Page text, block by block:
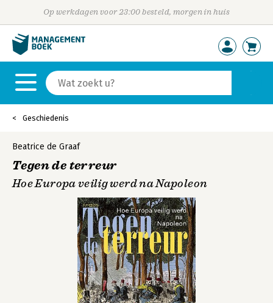
Op werkdagen voor 23:00 besteld, morgen in huis
Geschiedenis
Beatrice de Graaf
Tegen de terreur
Hoe Europa veilig werd na Napoleon